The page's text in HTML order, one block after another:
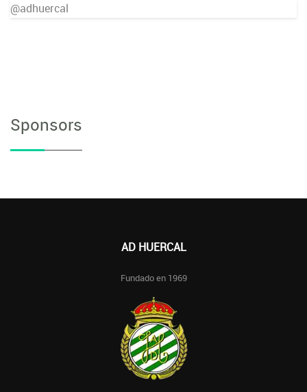
@adhuercal
Sponsors
AD HUERCAL
Fundado en 1969